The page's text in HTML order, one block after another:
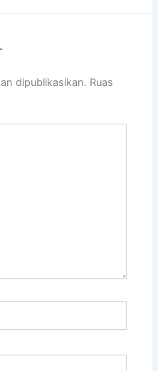
dipublikasikan. Ruas